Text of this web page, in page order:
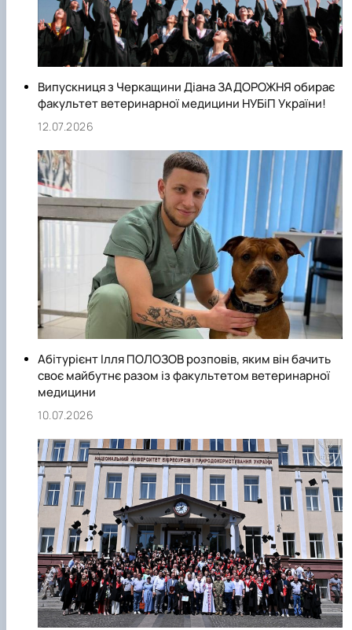
Випускниця з Черкащини Діана ЗАДОРОЖНЯ обирає
факультет ветеринарної медицини НУБіП України!
12.07.2026
Абітурієнт Ілля ПОЛОЗОВ розповів, яким він бачить
своє майбутнє разом із факультетом ветеринарної
медицини
10.07.2026